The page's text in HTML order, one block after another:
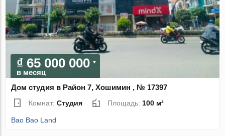
₫ 65 000 000
в месяц
Дом студия в Район 7, Хошимин , № 17397
Комнат:Студия Площадь: 100 м²
Bao Bao Land